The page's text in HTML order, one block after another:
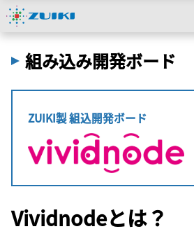
トップ＞法人のお客様
組み込み開発ボード
ZUIKI製 組込開発ボード
Vividnodeとは？